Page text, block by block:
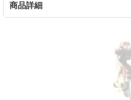
商品詳細